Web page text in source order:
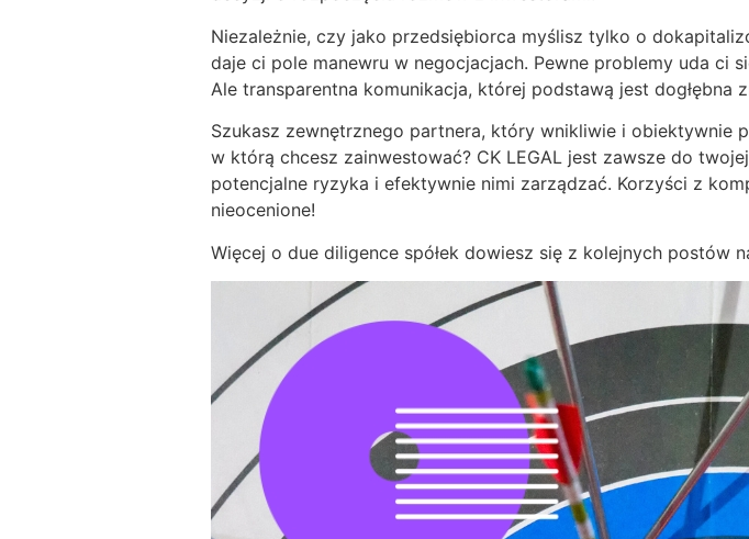
Niezależnie, czy jako przedsiębiorca myślisz tylko o
daje ci pole manewru w negocjacjach. Pewne problemy uda ci
Ale transparentna komunikacja, której podstawą jest dogłębna
Szukasz zewnętrznego partnera, który wnikliwie i obiektywnie
w którą chcesz zainwestować? CK LEGAL jest zawsze do
potencjalne ryzyka i efektywnie nimi zarządzać. Korzyści z
nieocenione!
Więcej o due diligence spółek dowiesz się z kolejnych postów